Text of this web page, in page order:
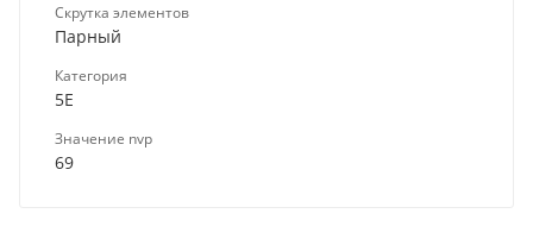
Скрутка элементов
Парный
Категория
5E
Значение nvp
69